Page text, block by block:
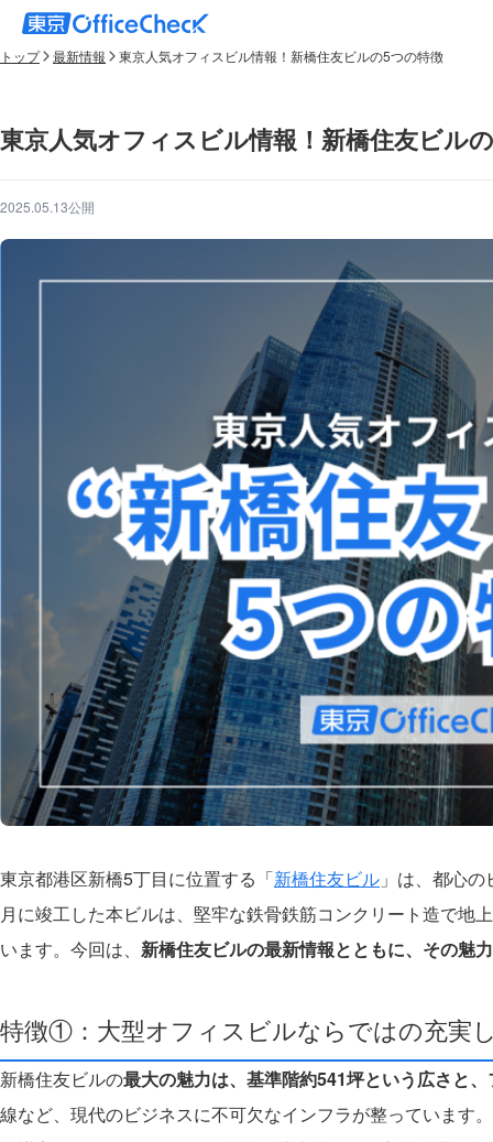
トップ 最新情報 東京人気オフィスビル情報！新橋住友ビルの5つの特徴
東京人気オフィスビル情報！新橋住友ビル
2025.05.13公開
東京都港区新橋5丁目に位置する「新橋住友ビル 」は、都心
月に竣工した本ビルは、堅牢な鉄骨鉄筋コンクリート造で地
います。今回は、 新橋住友ビルの最新情報とともに、その魅
特徴①：大型オフィスビルならではの充実
新橋住友ビルの最大の魅力は、基準階約541坪という広さと
線など、現代のビジネスに不可欠なインフラが整っています